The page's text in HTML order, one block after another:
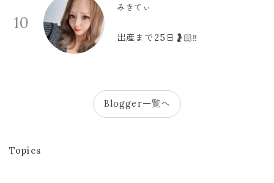
10
みきてぃ
出産まで25日🤰🏻‼️
Blogger一覧へ
Topics